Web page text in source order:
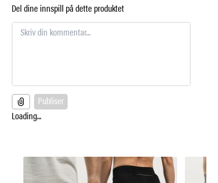
Del dine innspill på dette produktet
Publiser
Loading...